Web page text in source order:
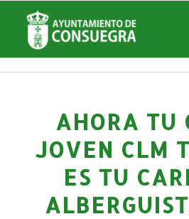
Noticias
Usted está aquí: Inicio / Noticias
Actividades culturales y educativas
AHORA TU
JOVEN CLM
ES TU